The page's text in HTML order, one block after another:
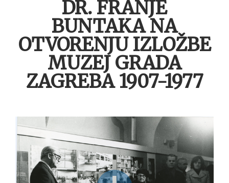
DR. FRANJE
BUNTAKA NA
OTVORENJU IZLOŽBE
MUZEJ GRADA
ZAGREBA 1907-1977